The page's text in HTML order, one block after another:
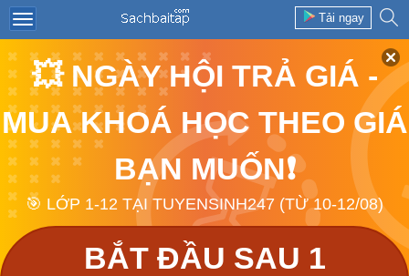
Tải ngay
💥 NGÀY HỘI TRẢ GIÁ -
MUA KHOÁ HỌC THEO GIÁ
BẠN MUỐN❗
🎯 LỚP 1-12 TẠI TUYENSINH247 (TỪ 10-12/08)
BẮT ĐẦU SAU 1